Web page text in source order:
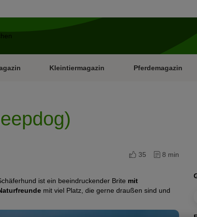
Kleintiermagazin Pferdemagazin
35 8 min
ist ein beeindruckender Brite mit
mit viel Platz, die gerne draußen sind und